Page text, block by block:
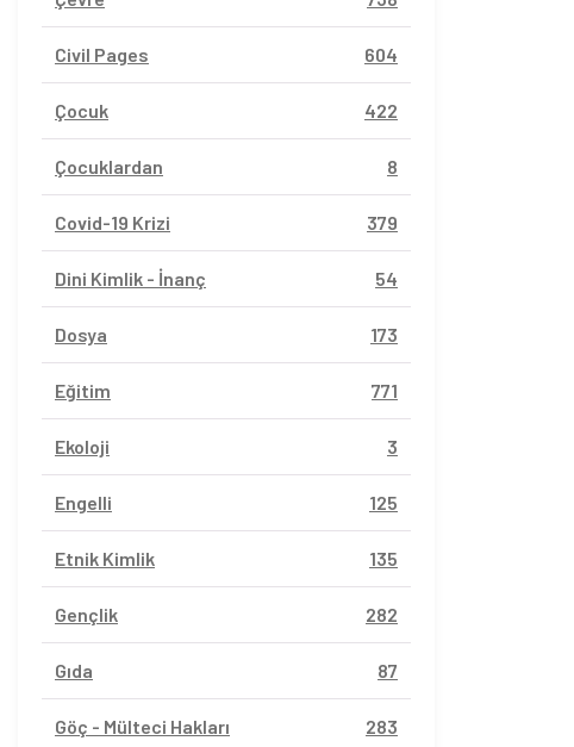
Civil Pages 604
Çocuk 422
Çocuklardan 8
Covid-19 Krizi 379
Dini Kimlik - İnanç 54
Dosya 173
Eğitim 771
Ekoloji 3
Engelli 125
Etnik Kimlik 135
Gençlik 282
Gıda 87
Göç - Mülteci Hakları 283